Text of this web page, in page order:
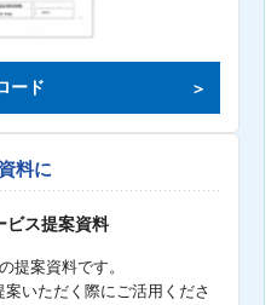
ード
料に
ビス提案資料
提案資料です。
いただく際にご活用くださ